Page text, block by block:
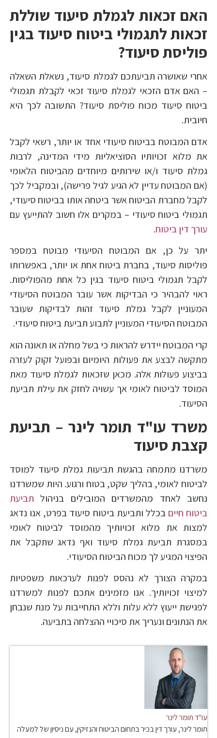
האם זכאות לגמלת סיעוד שוללת
זכאות לתגמולי ביטוח סיעוד בגין
פוליסת סיעוד?
אחרי שאושרה תביעתכם לגמלת סיעוד, נשאלת השאלה
– האם אדם הזכאי לגמלת סיעוד זכאי לקבלת תגמולי
ביטוח סיעוד מכוח פוליסת סיעוד? התשובה לכך היא
חיובית.
אדם המבוטח בביטוח סיעודי אחד או יותר, רשאי לקבל
את מלוא זכויותיו הסוציאליות מידי המדינה, לרבות
גמלת סיעוד ו/או שירותים מיוחדים מהביטוח הלאומי
(אם המבוטח עדיין לא הגיע לגיל פרישה), ובמקביל לכך
לקבל מחברת הביטוח אשר ביטחה אותו בביטוח סיעודי,
תגמולי ביטוח סיעודי – במקרים אלו חשוב להתייעץ עם
עורך דין ביטוח.
יתר על כן, אם המבוטח הסיעודי מבוטח במספר
פוליסות סיעוד, בחברת ביטוח אחת או יותר, באפשרותו
לקבל תגמולי ביטוח סיעוד בגין כל אחת מהפוליסות.
ראוי להבהיר כי הבדיקות אשר עובר המבוטח הסיעודי
המעוניין לקבל גמלת סיעוד זהות לבדיקות שעובר
המבוטח הסיעודי המעוניין לתבוע תביעת ביטוח סיעודי.
קרי המבוטח יידרש להראות כי בשל מחלה או תאונה הוא
מתקשה לבצע את פעולות היומיום ובפועל זקוק לעזרה
בביצוע פעולות אלה. מכאן שזכאות לגמלת סיעוד מאת
המוסד לביטוח לאומי אך עשויה לחזק את עילת תביעת
הסיעוד.
משרד עו"ד תומר לינר – תביעת
קצבת סיעוד
משרדנו מתמחה בהגשת תביעות גמלת סיעוד למוסד
לביטוח לאומי, בהליך שקט, בטוח ורגוע. היות שמשרדנו
נחשב לאחד מהמשרדים המובילים בניהול תביעת
ביטוח חיים בכלל ותביעת ביטוח סיעוד בפרט, אנו נדאג
למצות את מלוא זכויותיך מהמוסד לביטוח לאומי
במסגרת תביעת גמלת סיעוד ואף נדאג שתקבל את
הפיצוי המגיע לך מכוח הביטוח הסיעודי.
במקרה הצורך לא נהסס לפנות לערכאות משפטיות
למיצוי זכויותיך. אנו מזמינים אתכם לפנות למשרדנו
לפגישת ייעוץ ללא עלות וללא התחייבות על מנת שנבחן
את הנתונים ונעריך את סיכויי ההצלחה בתביעה.
עו"ד תומר לינר
תומר לינר, עורך דין בכיר בתחום הביטוח והנזיקין, עם ניסיון של למעלה